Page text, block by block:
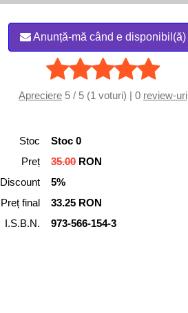
Anunță-mă când e disponibil(ă)
Apreciere5 / 5 (1 voturi) | 0 review-uri
Stoc
Stoc 0
Preț
35.00RON
Discount
5%
Preț final
33.25 RON
I.S.B.N.
973-566-154-3